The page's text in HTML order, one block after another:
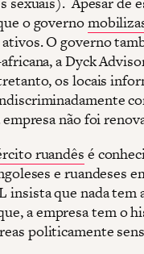
o governo
O governo
a Dyck
os locais
não foi
ruandês é
e ruandeses
que nada tem
a empresa tem o
politicamente